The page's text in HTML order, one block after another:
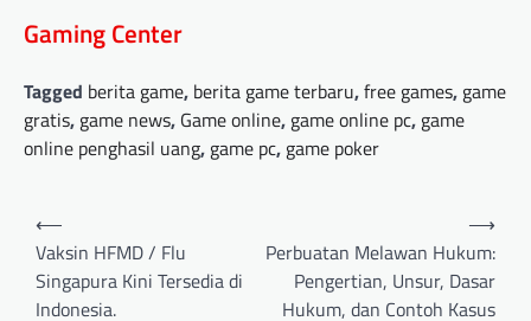
Gaming Center
Tagged berita game, berita game terbaru,free games, game
gratis, game news, Game online, game online pc, game
online penghasil uang, game pc, game poker
Post
navigation
⟵
Vaksin HFMD / Flu
Singapura Kini Tersedia di
Indonesia.
Perbuatan Melawan Hukum:
Pengertian, Unsur, Dasar
Hukum, dan Contoh Kasus
⟶